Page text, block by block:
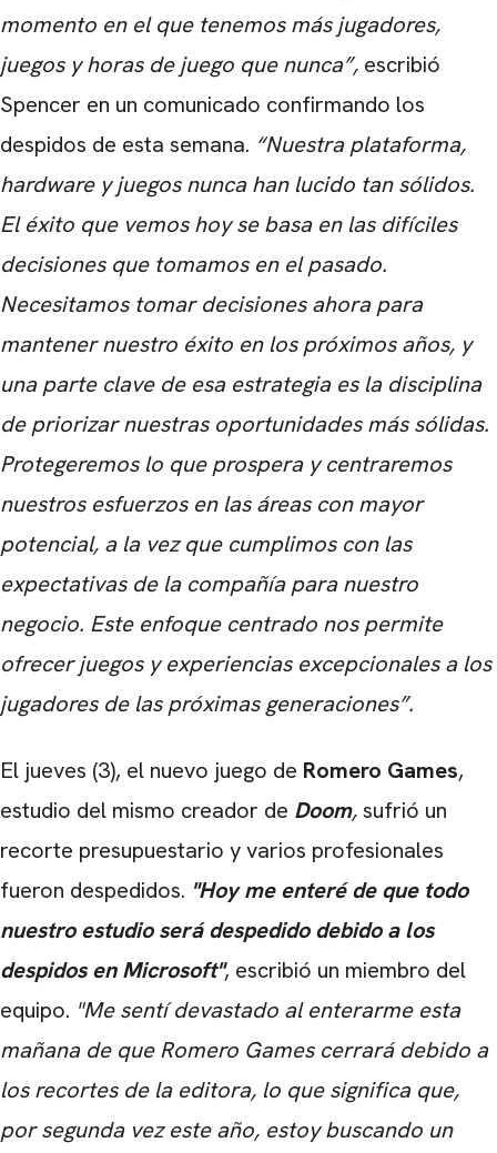
momento en el que tenemos más jugadores,
juegos y horas de juego que nunca”, escribió
Spencer en un comunicado confirmando los
despidos de esta semana. “Nuestra plataforma,
hardware y juegos nunca han lucido tan sólidos.
El éxito que vemos hoy se basa en las difíciles
decisiones que tomamos en el pasado.
Necesitamos tomar decisiones ahora para
mantener nuestro éxito en los próximos años, y
una parte clave de esa estrategia es la disciplina
de priorizar nuestras oportunidades más sólidas.
Protegeremos lo que prospera y centraremos
nuestros esfuerzos en las áreas con mayor
potencial, a la vez que cumplimos con las
expectativas de la compañía para nuestro
negocio. Este enfoque centrado nos permite
ofrecer juegos y experiencias excepcionales a los
jugadores de las próximas generaciones”.
El jueves (3), el nuevo juego de Romero Games,
estudio del mismo creador de Doom,sufrió un
recorte presupuestario y varios profesionales
fueron despedidos. "Hoy me enteré de que todo
nuestro estudio será despedido debido a los
despidos en Microsoft", escribió un miembro del
equipo. "Me sentí devastado al enterarme esta
mañana de que Romero Games cerrará debido a
los recortes de la editora, lo que significa que,
por segunda vez este año, estoy buscando un
CARREGANDO PUBLICIDADE